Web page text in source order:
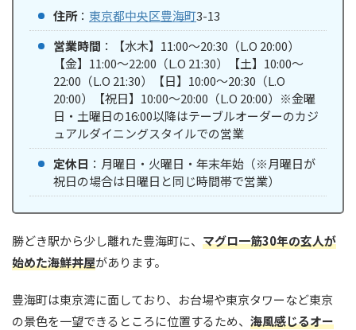
住所： 東京都中央区豊海町3-13
営業時間 ：【水木】11:00〜20:30（L.O 20:00）
【金】11:00〜22:00（L.O 21:30）【土】10:00～
22:00（L.O 21:30）【日】10:00〜20:30（L.O
20:00）【祝日】10:00〜20:00（L.O 20:00）※金曜
日・土曜日の16:00以降はテーブルオーダーのカジ
ュアルダイニングスタイルでの営業
定休日 ：月曜日・火曜日・年末年始（※月曜日が
祝日の場合は日曜日と同じ時間帯で営業）
勝どき駅から少し離れた豊海町に、 マグロ一筋30年の玄人が
始めた海鮮丼屋があります。
豊海町は東京湾に面しており、お台場や東京タワーなど東京
の景色を一望できるところに位置するため、 海風感じるオー